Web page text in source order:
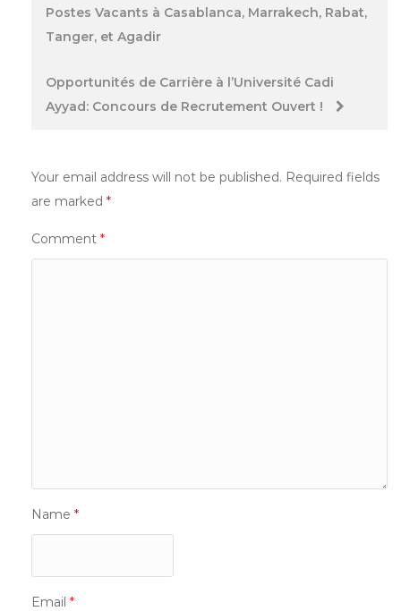
navigation
Postes Vacants à Casablanca, Marrakech, Rabat,
Tanger, et Agadir
Opportunités de Carrière à l’Université Cadi
Ayyad: Concours de Recrutement Ouvert !
Your email address will not be published. Required fields
are marked *
Comment *
Name *
Email *